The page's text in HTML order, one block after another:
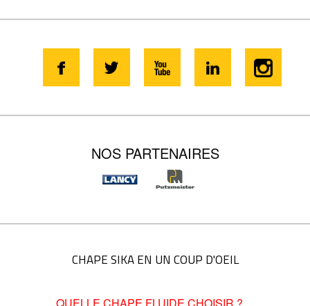
NOS PARTENAIRES
CHAPE SIKA EN UN COUP D'OEIL
QUELLE CHAPE FLUIDE CHOISIR ?